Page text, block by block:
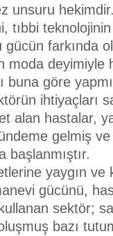
unsuru
tıbbi
gücün farkında
moda
buna göre
ihtiyaçları
alan hastalar,
gelmiş
başlanmıştır.
yaygın
gücünü,
sektör;
bazı